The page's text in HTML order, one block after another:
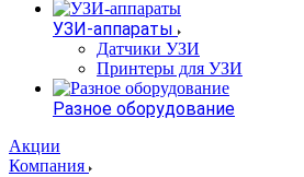
УЗИ-аппараты
Датчики УЗИ
Принтеры для УЗИ
Разное оборудование
Акции
Компания